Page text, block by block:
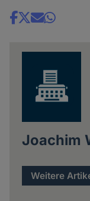
Share
Joachim
Weitere